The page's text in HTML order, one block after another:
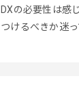
DXの必要性は感
つけるべきか迷っ